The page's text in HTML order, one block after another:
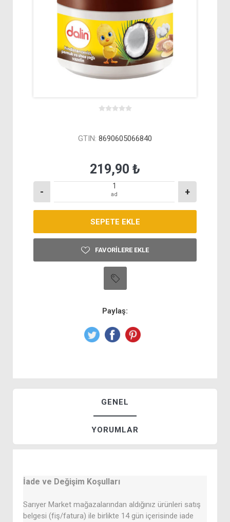
GTIN: 8690605066840
219,90 ₺
- ad +
FAVORILERE EKLE
Paylaş:
GENEL
YORUMLAR
İade ve Değişim Koşulları
Sarıyer Market mağazalarından aldığınız ürünleri satış
belgesi (fiş/fatura) ile birlikte 14 gün içerisinde iade